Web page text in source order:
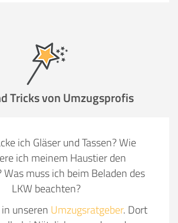
Tricks von Umzugsprofis
ich Gläser und Tassen? Wie
ich meinem Haustier den
Was muss ich beim Beladen des
LKW beachten?
unseren Umzugsratgeber. Dort